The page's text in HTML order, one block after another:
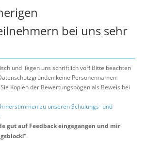
bei uns sehr
und liegen uns schriftlich vor! Bitte beachten
keine Personennamen
Kopien der Bewertungsbögen als Beweis bei
zu unseren Schulungs- und
gut auf Feedback eingegangen und mir
"